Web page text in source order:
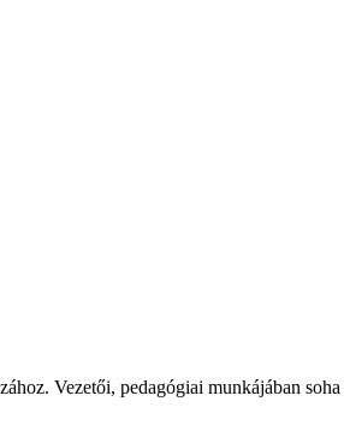
Vezetői, pedagógiai munkájában